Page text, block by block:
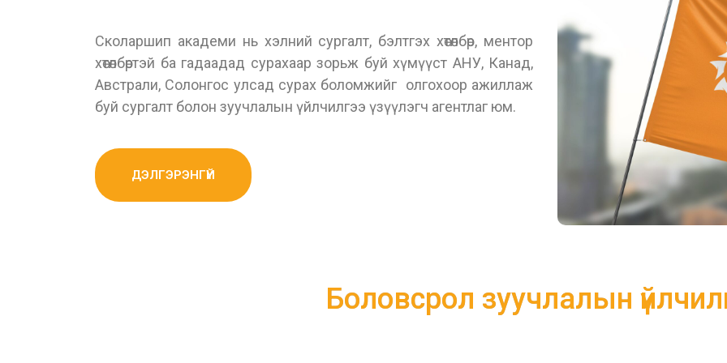
Сколаршип академи нь хэлний сургалт, бэлтгэх хөтөлбөр, ментор
хөтөлбөртэй ба гадаадад сурахаар зорьж буй хүмүүст АНУ, Канад,
Австрали, Солонгос улсад сурах боломжийг олгохоор ажиллаж
буй сургалт болон зуучлалын үйлчилгээ үзүүлэгч агентлаг юм.
ДЭЛГЭРЭНГҮЙ
Боловсрол зуучлалын